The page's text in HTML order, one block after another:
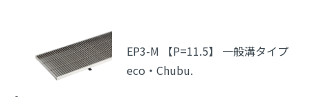
EP3-M 【P=11.5】 一般溝タイプ
eco・Chubu.